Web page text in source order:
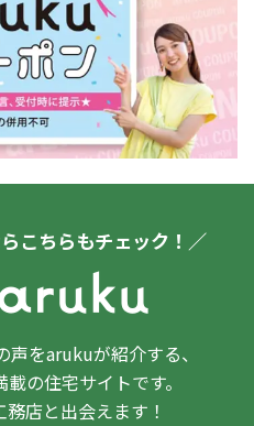
こちらもチェック！／
をarukuが紹介する、
の住宅サイトです。
店と出会えます！